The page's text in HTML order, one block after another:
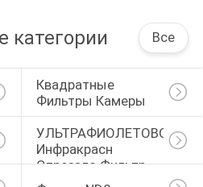
категории Все
Квадратные
Фильтры Камеры
УЛЬТРАФИОЛЕТОВОЕ
Инфракрасн
Отрезало Фильтр